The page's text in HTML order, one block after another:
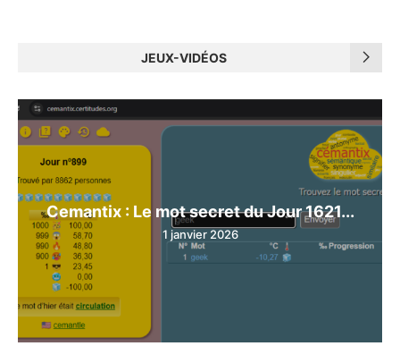
JEUX-VIDÉOS
Cemantix : Le mot secret du Jour 1621...
1 janvier 2026